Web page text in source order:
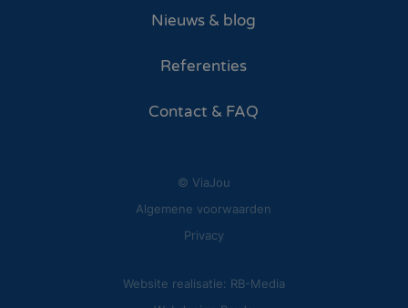
Nieuws & blog
Referenties
Contact & FAQ
© ViaJou
Algemene voorwaarden
Privacy
Website realisatie: RB-Media